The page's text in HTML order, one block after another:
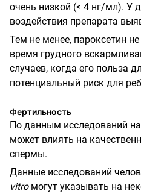
очень низкой (< 4 нг/мл). У
воздействия препарата
Тем не менее, пароксетин
время грудного
случаев, когда его польза
потенциальный риск для
Фертильность
По данным исследований
может влиять на
спермы.
Данные исследований
vitroмогут указывать на